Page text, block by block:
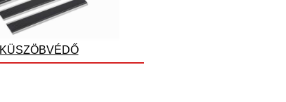
KÜSZÖBVÉDŐ